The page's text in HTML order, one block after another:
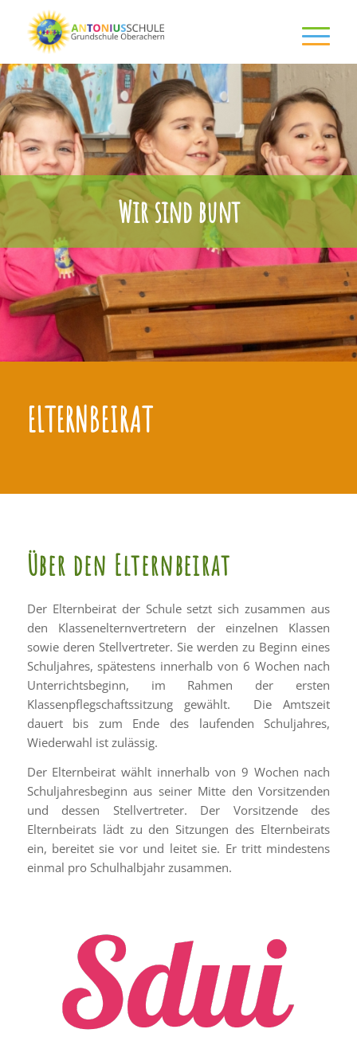
Wir sind bunt
ELTERNBEIRAT
Über den Elternbeirat
Der Elternbeirat der Schule setzt sich zusammen aus
den Klassenelternvertretern der einzelnen Klassen
sowie deren Stellvertreter. Sie werden zu Beginn eines
Schuljahres, spätestens innerhalb von 6 Wochen nach
Unterrichtsbeginn, im Rahmen der ersten
Klassenpflegschaftssitzung gewählt. Die Amtszeit
dauert bis zum Ende des laufenden Schuljahres,
Wiederwahl ist zulässig.
Der Elternbeirat wählt innerhalb von 9 Wochen nach
Schuljahresbeginn aus seiner Mitte den Vorsitzenden
und dessen Stellvertreter. Der Vorsitzende des
Elternbeirats lädt zu den Sitzungen des Elternbeirats
ein, bereitet sie vor und leitet sie. Er tritt mindestens
einmal pro Schulhalbjahr zusammen.